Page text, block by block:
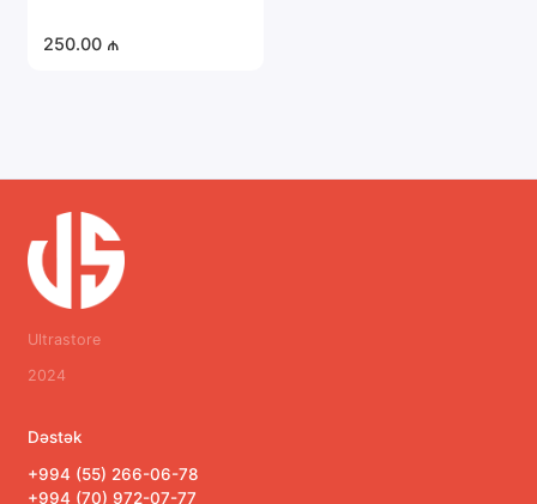
250.00 ₼
Ultrastore
2024
Dəstək
+994 (55) 266-06-78
+994 (70) 972-07-77